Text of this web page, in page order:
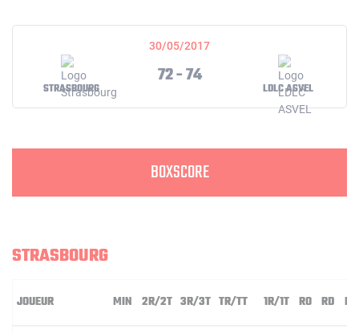
30/05/2017
STRASBOURG
72 - 74
LDLC ASVEL
BOXSCORE
STRASBOURG
JOUEUR MIN 2R/2T 3R/3T TR/TT 1R/1T RO RD RT